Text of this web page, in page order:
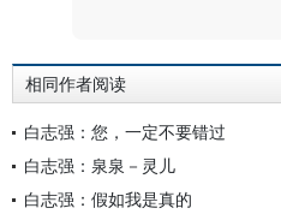
相同作者阅读
白志强：您，一定不要错过
白志强：泉泉－灵儿
白志强：假如我是真的